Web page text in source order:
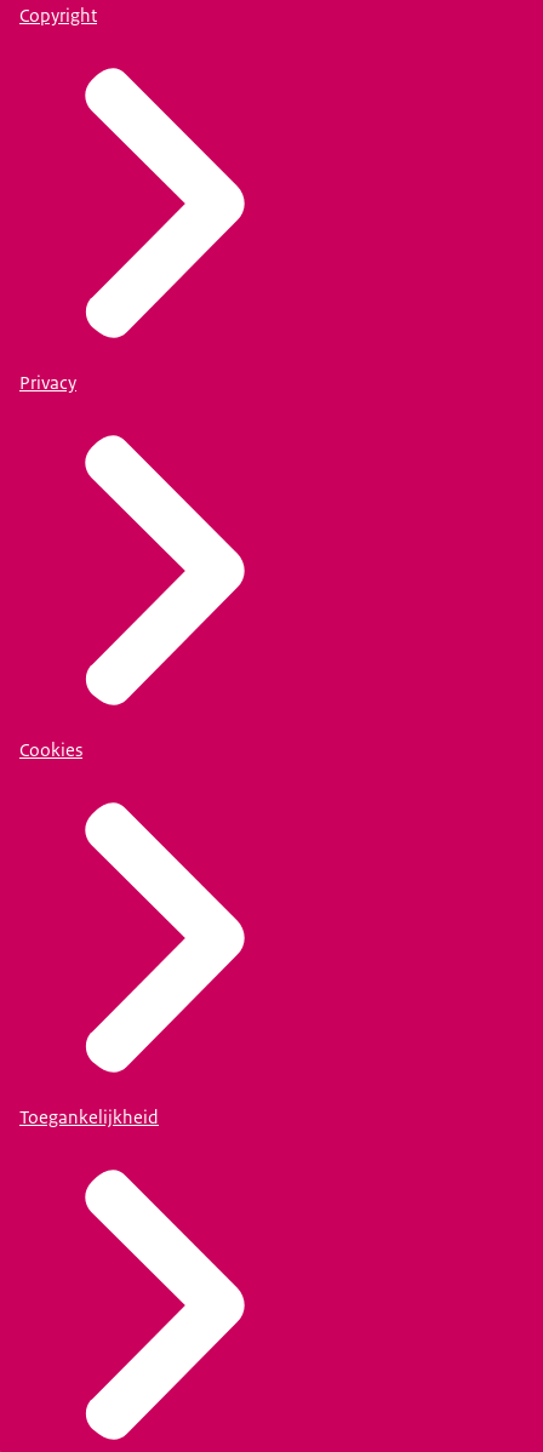
Copyright
Privacy
Cookies
Toegankelijkheid